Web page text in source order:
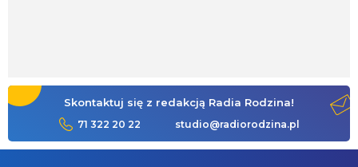
Skontaktuj się z redakcją Radia Rodzina!
71 322 20 22 studio@radiorodzina.pl